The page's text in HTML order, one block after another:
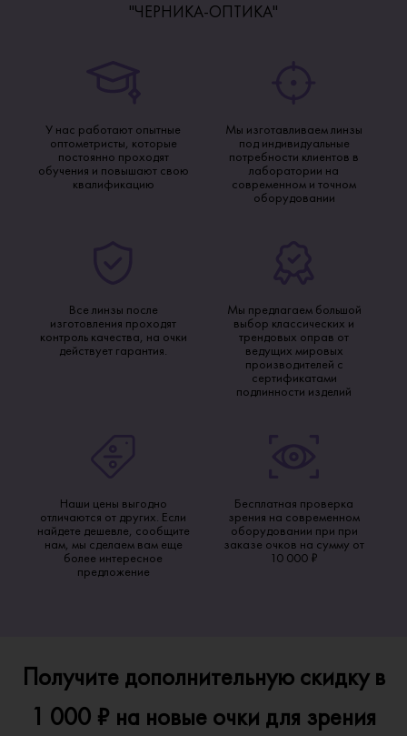
"ЧЕРНИКА-ОПТИКА"
У нас работают опытные
оптометристы, которые
постоянно проходят
обучения и повышают свою
квалификацию
Мы изготавливаем линзы
под индивидуальные
потребности клиентов в
лаборатории на
современном и точном
оборудовании
Все линзы после
изготовления проходят
контроль качества, на очки
действует гарантия.
Мы предлагаем большой
выбор классических и
трендовых оправ от
ведущих мировых
производителей с
сертификатами
подлинности изделий
Наши цены выгодно
отличаются от других. Если
найдете дешевле, сообщите
нам, мы сделаем вам еще
более интересное
предложение
Бесплатная проверка
зрения на современном
оборудовании при при
заказе очков на сумму от
10 000 ₽
Получите дополнительную скидку в
1 000 ₽ на новые очки для зрения